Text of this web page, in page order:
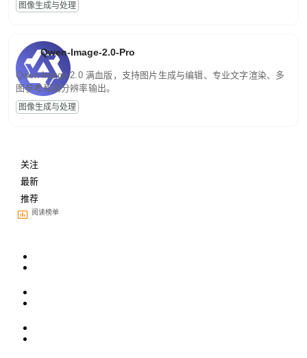
图像生成与处理
Qwen-Image-2.0-Pro
Qwen-Image-2.0 满血版，支持图片生成与编辑、专业文字渲染、多
图参考和高分辨率输出。
图像生成与处理
关注
最新
推荐
阅读榜单